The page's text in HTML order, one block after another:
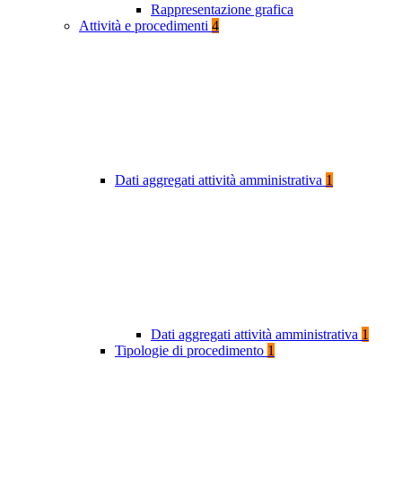
Rappresentazione grafica
Attività e procedimenti 4
Dati aggregati attività amministrativa 1
Dati aggregati attività amministrativa 1
Tipologie di procedimento 1